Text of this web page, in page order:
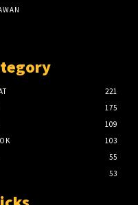
221
175
109
103
55
53